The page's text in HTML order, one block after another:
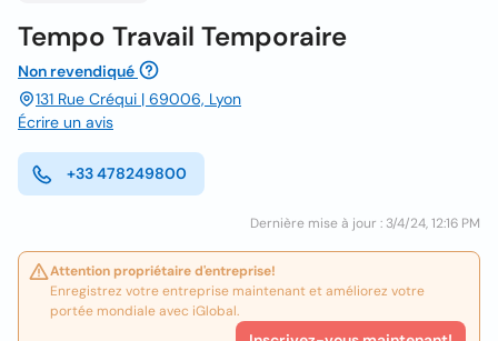
Tempo Travail Temporaire
Non revendiqué
131 Rue Créqui | 69006, Lyon
Écrire un avis
+33 478249800
Dernière mise à jour : 3/4/24, 12:16 PM
Attention propriétaire d'entreprise!
Enregistrez votre entreprise maintenant et améliorez votre
portée mondiale avec iGlobal.